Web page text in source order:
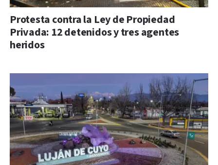
Protesta contra la Ley de Propiedad
Privada: 12 detenidos y tres agentes
heridos